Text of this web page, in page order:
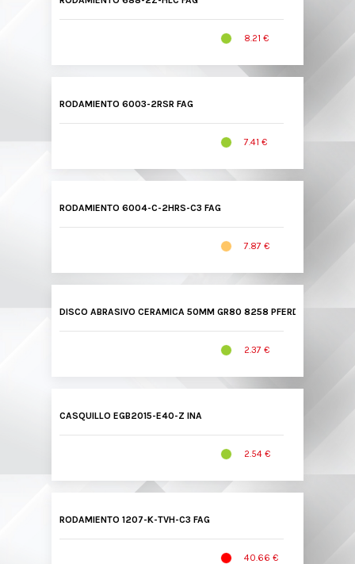
8.21 €
RODAMIENTO 6003-2RSR FAG
7.41 €
RODAMIENTO 6004-C-2HRS-C3 FAG
7.87 €
DISCO ABRASIVO CERAMICA 50MM GR80 8258 PFERD
2.37 €
CASQUILLO EGB2015-E40-Z INA
2.54 €
RODAMIENTO 1207-K-TVH-C3 FAG
40.66 €